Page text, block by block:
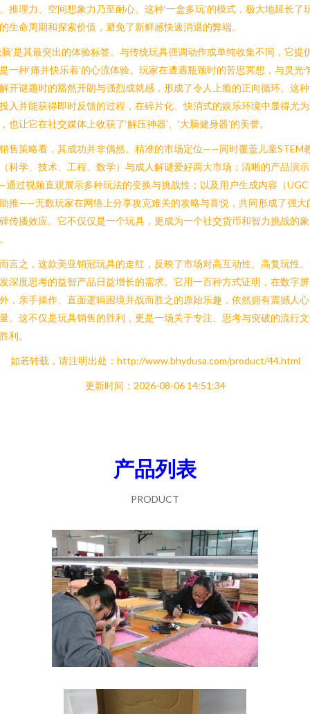
推理力、空间想象力乃至耐心。这种‘一盒多玩’的模式，极大地延长了
生命周期和探索价值，避免了新鲜感快速消退的弊端。
脑’是其最突出的体验标签。与传统玩具强调动作或单纯收集不同，它提
一种‘痛并快乐着’的心流体验。玩家在遭遇瓶颈时的苦思冥想，与灵光
开谜题时的豁然开朗与强烈成就感，形成了令人上瘾的正向循环。这
入并能获得即时反馈的过程，在碎片化、快消式的娱乐环境中显得尤
也让它在社交媒体上收获了‘解压神器’、‘大脑健身器’的美誉。
售策略看，其成功并非偶然。精准的市场定位——同时覆盖儿童STEM
科学、技术、工程、数学）与成人解谜爱好两大市场；清晰的产品演示
过视频直观展示多种玩法的变换与挑战性；以及用户生成内容（
推——无数玩家在网络上分享攻克难关的攻略与喜悦，共同形成了强大
传播效应。它不仅仅是一个玩具，更成为一个社交货币和智力挑战的象
言之，这款美亚销冠玩具的走红，反映了市场对高互动性、高复玩性
深度思考的益智产品日益增长的需求。它用一百种方式证明，在数字
，亲手操作、直面逻辑困境并战而胜之的原始乐趣，依然拥有震撼人
。这不仅是玩具销售的胜利，更是一场关于专注、思考与突破的流行
利。
如若转载，请注明出处：http://www.bhydusa.com/product/44.html
更新时间：2026-08-06 14:51:34
产品列表
PRODUCT